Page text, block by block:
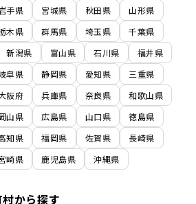
手県 宮城県 秋田県
山形県
木県 群馬県 埼玉県
千葉県
新潟県 富山県 石川県
福井県
阜県 静岡県 愛知県
三重県
阪府 兵庫県 奈良県
和歌山県
山県 広島県 山口県
徳島県
知県 福岡県 佐賀県
長崎県
崎県 鹿児島県
沖縄県
から探す